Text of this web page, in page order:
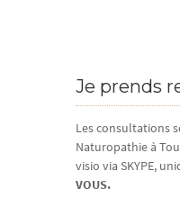
Je prends
Les consultations
Naturopathie à
visio via SKYPE,
VOUS.